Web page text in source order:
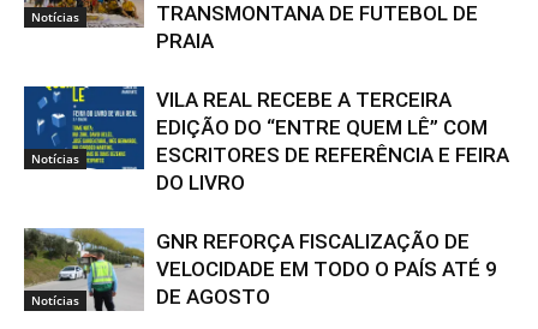
Notícias
TRANSMONTANA DE FUTEBOL DE
PRAIA
Notícias
VILA REAL RECEBE A TERCEIRA
EDIÇÃO DO “ENTRE QUEM LÊ” COM
ESCRITORES DE REFERÊNCIA E FEIRA
DO LIVRO
Notícias
GNR REFORÇA FISCALIZAÇÃO DE
VELOCIDADE EM TODO O PAÍS ATÉ 9
DE AGOSTO